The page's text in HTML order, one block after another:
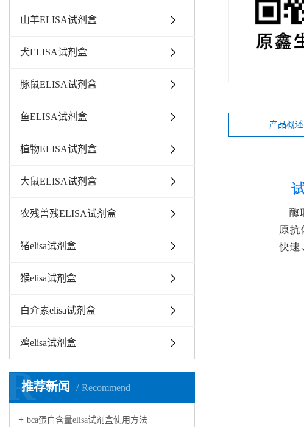
山羊ELISA试剂盒
犬ELISA试剂盒
豚鼠ELISA试剂盒
鱼ELISA试剂盒
植物ELISA试剂盒
大鼠ELISA试剂盒
农残兽残ELISA试剂盒
猪elisa试剂盒
猴elisa试剂盒
白介素elisa试剂盒
鸡elisa试剂盒
推荐新闻 Recommend
R
bca蛋白含量elisa试剂盒使用方法
产品概述